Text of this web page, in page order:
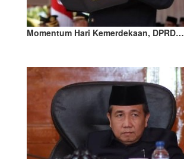
Momentum Hari Kemerdekaan, DPRD…